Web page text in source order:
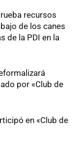
recursos
de los canes
de la PDI en la
por «Club de
en «Club de